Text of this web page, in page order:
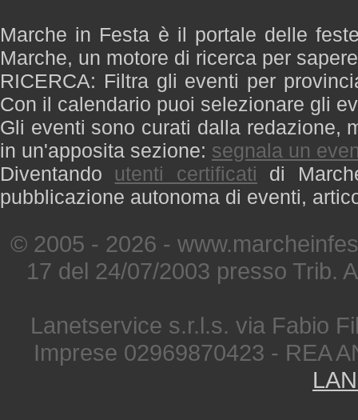
Marche in Festa è il portale delle
Marche, un motore di ricerca per
RICERCA: Filtra gli eventi per
Con il calendario puoi selezionare gli
Gli eventi sono curati dalla redazione,
in un'apposita sezione: segnala un
Diventando utenti certificati di
pubblicazione autonoma di eventi,
© 2005 - 2026 -
17 del 24/07/2003 presso Trib.
Lanetservice s.r.l.s. via Fabio
Imprese 02969870423 - REA